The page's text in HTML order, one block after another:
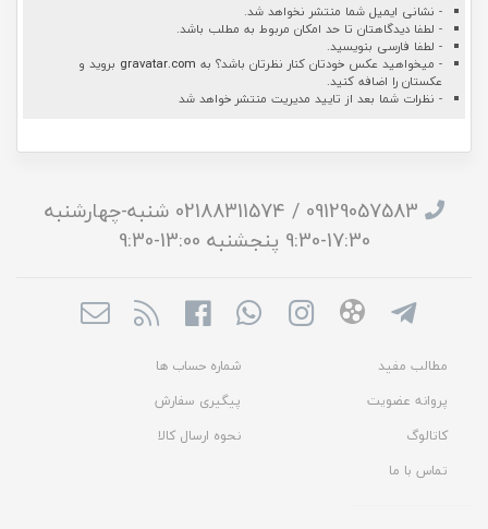
- نشانی ایمیل شما منتشر نخواهد شد.
- لطفا دیدگاهتان تا حد امکان مربوط به مطلب باشد.
- لطفا فارسی بنویسید.
- میخواهید عکس خودتان کنار نظرتان باشد؟ به gravatar.com بروید و
عکستان را اضافه کنید.
- نظرات شما بعد از تایید مدیریت منتشر خواهد شد
09129057583 / 02188311574 شنبه-چهارشنبه
17:30-9:30 پنجشنبه 13:00-9:30
مطالب مفید
شماره حساب ها
پروانه عضویت
پیگیری سفارش
کاتالوگ
نحوه ارسال کالا
تماس با ما